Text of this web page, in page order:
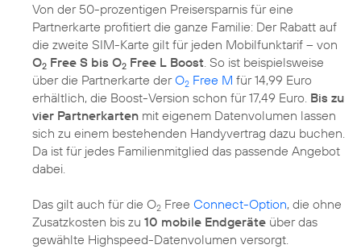
Von der 50-prozentigen Preisersparnis für eine
Partnerkarte profitiert die ganze Familie: Der Rabatt auf
die zweite SIM-Karte gilt für jeden Mobilfunktarif – von
O2 Free S bis O2 Free L Boost. So ist beispielsweise
über die Partnerkarte derO2 Free M für 14,99 Euro
erhältlich, die Boost-Version schon für 17,49 Euro. Bis zu
vier Partnerkarten mit eigenem Datenvolumen lassen
sich zu einem bestehenden Handyvertrag dazu buchen.
Da ist für jedes Familienmitglied das passende Angebot
dabei.
Das gilt auch für die O2 Free Connect-Option, die ohne
Zusatzkosten bis zu 10 mobile Endgeräte über das
gewählte Highspeed-Datenvolumen versorgt.